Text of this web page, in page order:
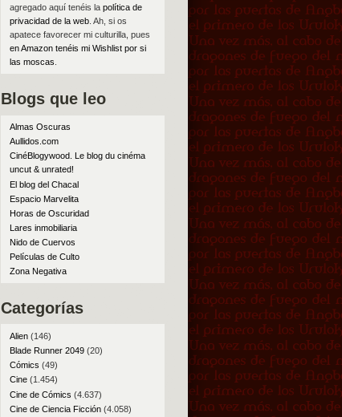
agregado aquí tenéis la política de
privacidad de la web. Ah, si os
apatece favorecer mi culturilla, pues
en Amazon tenéis mi Wishlist por si
las moscas
Blogs que leo
Almas Oscuras
Aullidos.com
CinéBlogywood. Le blog du cinéma
uncut & unrated!
El blog del Chacal
Espacio Marvelita
Horas de Oscuridad
Lares inmobiliaria
Nido de Cuervos
Películas de Culto
Zona Negativa
Categorías
Alien(146)
Blade Runner 2049(20)
Cómics (49)
Cine(1.454)
Cine de Cómics (4.637)
Cine de Ciencia Ficción(4.058)